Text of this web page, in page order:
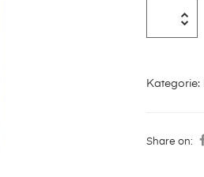
Kategorie:
Share on: